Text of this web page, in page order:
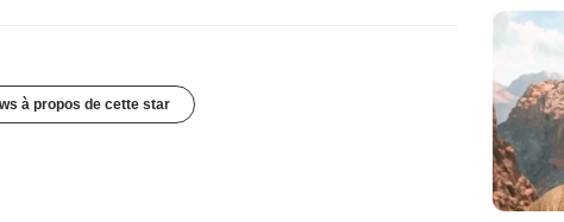
à propos de cette star